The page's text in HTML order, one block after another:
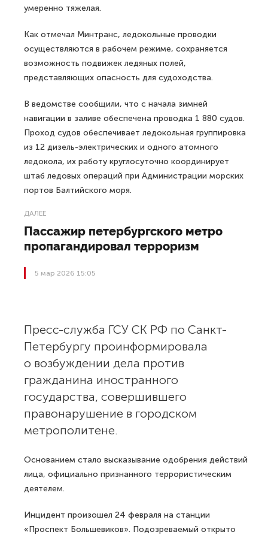
умеренно тяжелая.
Как отмечал Минтранс, ледокольные проводки
осуществляются в рабочем режиме, сохраняется
возможность подвижек ледяных полей,
представляющих опасность для судоходства.
В ведомстве сообщили, что с начала зимней
навигации в заливе обеспечена проводка 1 880 судов.
Проход судов обеспечивает ледокольная группировка
из 12 дизель-электрических и одного атомного
ледокола, их работу круглосуточно координирует
штаб ледовых операций при Администрации морских
портов Балтийского моря.
ДАЛЕЕ
Пассажир петербургского метро
пропагандировал терроризм
5 мар 2026 15:05
Пресс-служба ГСУ СК РФ по Санкт-
Петербургу проинформировала
о возбуждении дела против
гражданина иностранного
государства, совершившего
правонарушение в городском
метрополитене.
Основанием стало высказывание одобрения действий
лица, официально признанного террористическим
деятелем.
Инцидент произошел 24 февраля на станции
«Проспект Большевиков». Подозреваемый открыто